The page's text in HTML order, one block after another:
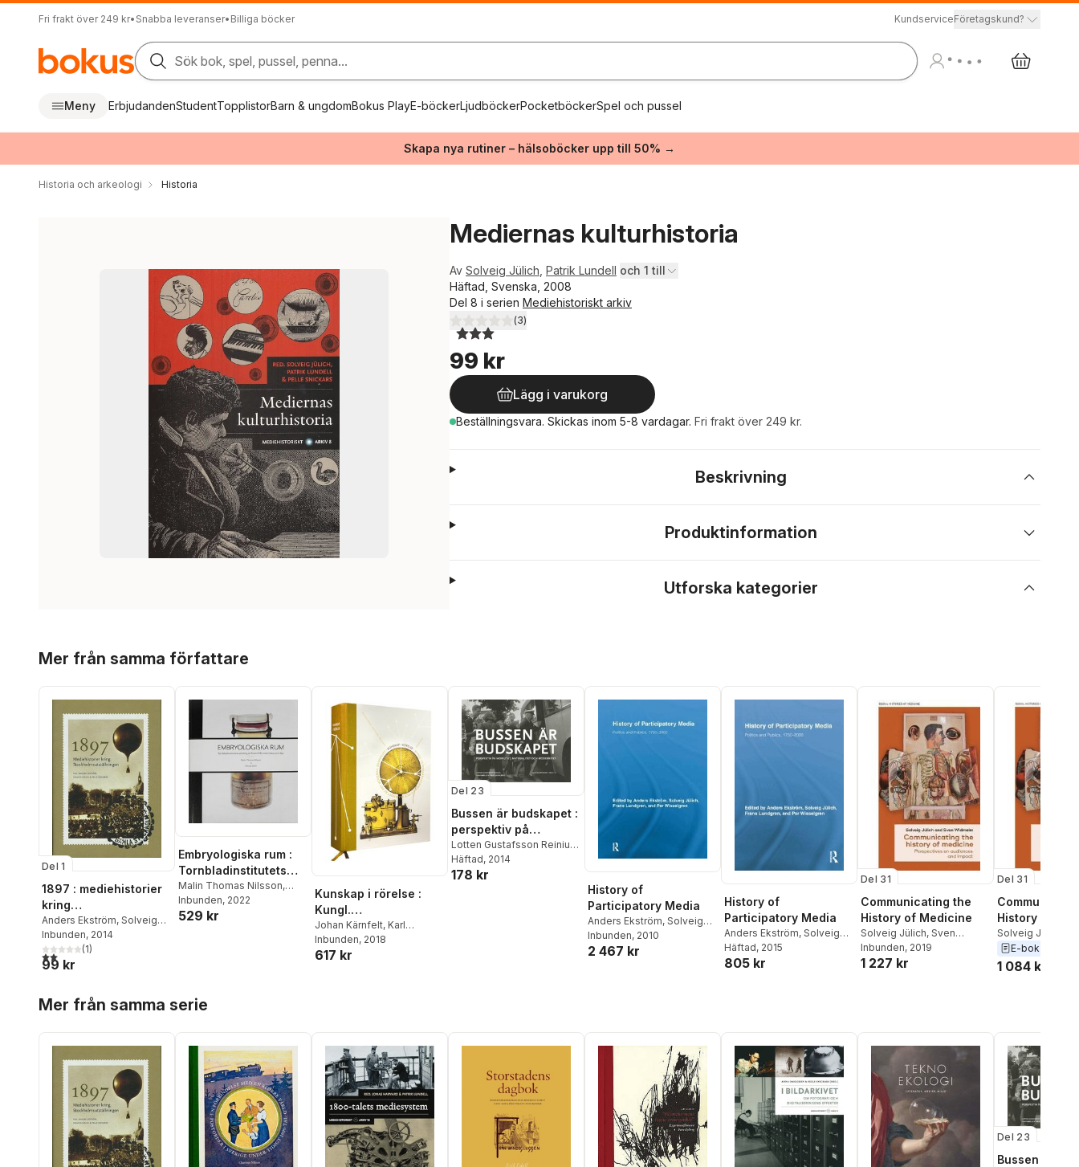
Fri frakt över 249 kr• Snabba leveranser• Billiga böcker KundserviceFöretagskund?
Sök bok, spel, pussel, penna...
Meny ErbjudandenStudentTopplistorBarn & ungdomBokus PlayE-böckerLjudböckerPocketböckerSpel och pussel
Skapa nya rutiner – hälsoböcker upp till 50% →
Historia och arkeologi Historia
Mediernas kulturhistoria
Av Solveig Jülich Patrik Lundell och 1 till
Häftad, Svenska, 2008
Del 8 i serien Mediehistoriskt arkiv
3,0utav 5 stjärnor. Totalt antal röster:
(3)
99 kr
Lägg i varukorg
Beställningsvara. Skickas inom 5-8 vardagar. Fri frakt över 249 kr.
Beskrivning
Produktinformation
Utforska kategorier
Mer från samma författare
Del 1
1897 : mediehistorier
kring
Stockholmsutställning
en
Anders Ekström, Solveig
Jülich,Pelle Snickars
Inbunden, 2014
2,0utav 5 stjärnor. Totalt antal röster:
(1)
99 kr
Embryologiska rum :
Tornbladinstitutets
samling av foster från
människor och djur
Malin Thomas Nilsson,
Solveig Jülich
Inbunden, 2022
529 kr
Kunskap i rörelse :
Kungl.
Vetenskapsakademien
och skapandet av det
moderna samhället
Johan Kärnfelt, Karl
Grandin,Solveig Jülich
Jenny Beckman
Inbunden, 2018
617 kr
Del 23
Bussen är budskapet :
perspektiv på
mobilitet, materialitet
och modernitet
Lotten Gustafsson Reinius ,
Ylva Habel,Solveig Jülich
Ulrika Torell
Häftad, 2014
178 kr
History of
Participatory Media
Anders Ekström, Solveig
Jülich
Inbunden, 2010
2 467 kr
History of
Participatory Media
Anders Ekström, Solveig
Jülich
Häftad, 2015
805 kr
Del 31
Communicating the
History of Medicine
Solveig Jülich, Sven
Widmalm
Inbunden, 2019
1 227 kr
Del 31
History of
Solveig Jülich
Widmalm
E-bok
1 084 kr
Mer från samma serie
Del 23
Bussen är